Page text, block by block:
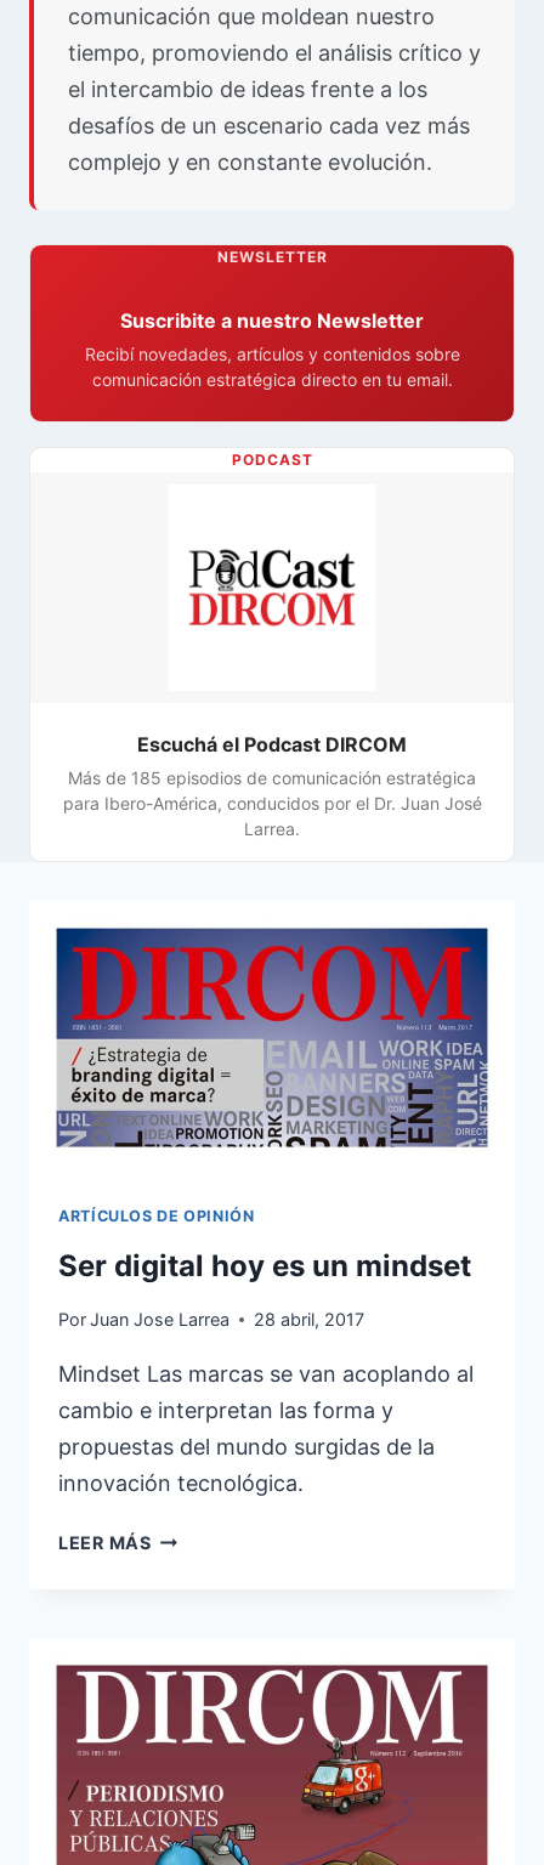
comunicación que moldean nuestro
tiempo, promoviendo el análisis crítico y
el intercambio de ideas frente a los
desafíos de un escenario cada vez más
complejo y en constante evolución.
NEWSLETTER
Suscribite a nuestro Newsletter
Recibí novedades, artículos y contenidos sobre
comunicación estratégica directo en tu email.
PODCAST
Escuchá el Podcast DIRCOM
Más de 185 episodios de comunicación estratégica
para Ibero-América, conducidos por el Dr. Juan José
Larrea.
ARTÍCULOS DE OPINIÓN
Ser digital hoy es un mindset
PorJuan Jose Larrea 28 abril, 2017
Mindset Las marcas se van acoplando al
cambio e interpretan las forma y
propuestas del mundo surgidas de la
innovación tecnológica.
LEER MÁSSER
MINDSET